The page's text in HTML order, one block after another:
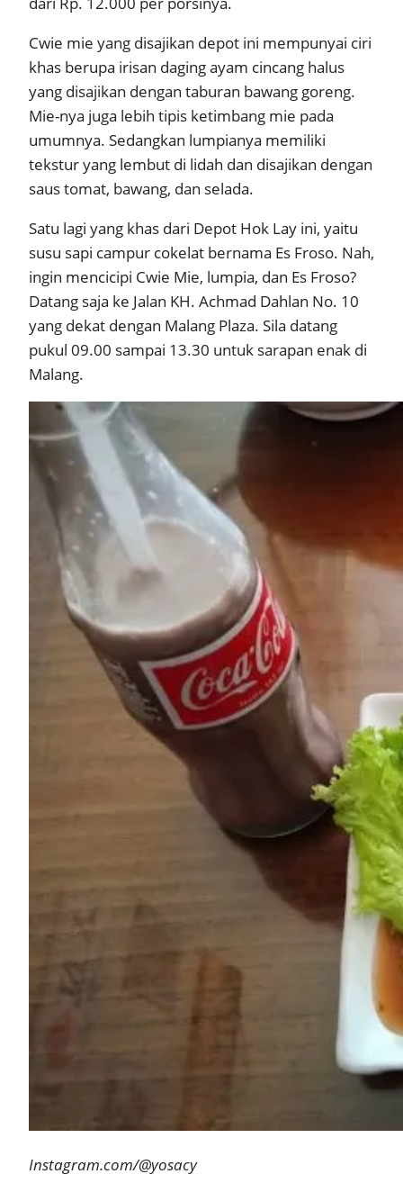
Cwie mie yang disajikan depot ini mempunyai ciri
khas berupa irisan daging ayam cincang halus
yang disajikan dengan taburan bawang goreng.
Mie-nya juga lebih tipis ketimbang mie pada
umumnya. Sedangkan lumpianya memiliki
tekstur yang lembut di lidah dan disajikan dengan
saus tomat, bawang, dan selada.
Satu lagi yang khas dari Depot Hok Lay ini, yaitu
susu sapi campur cokelat bernama Es Froso. Nah,
ingin mencicipi Cwie Mie, lumpia, dan Es Froso?
Datang saja ke Jalan KH. Achmad Dahlan No. 10
yang dekat dengan Malang Plaza. Sila datang
pukul 09.00 sampai 13.30 untuk sarapan enak di
Malang.
Instagram.com/@yosacy